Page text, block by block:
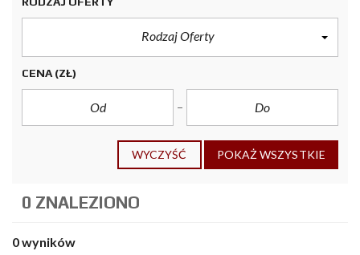
Rodzaj Oferty
CENA (ZŁ)
WYCZYŚĆ POKAŻ WSZYSTKIE
0 ZNALEZIONO
0 wyników